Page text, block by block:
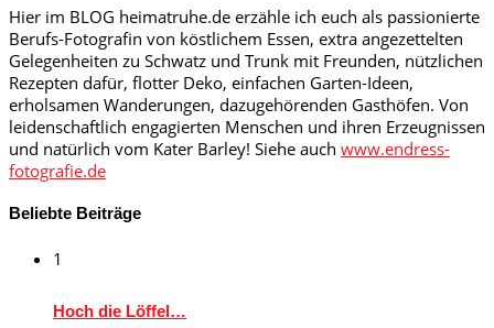
Hier im BLOG heimatruhe.de erzähle ich euch als passionierte
Berufs-Fotografin von köstlichem Essen, extra angezettelten
Gelegenheiten zu Schwatz und Trunk mit Freunden, nützlichen
Rezepten dafür, flotter Deko, einfachen Garten-Ideen,
erholsamen Wanderungen, dazugehörenden Gasthöfen. Von
leidenschaftlich engagierten Menschen und ihren Erzeugnissen
und natürlich vom Kater Barley! Siehe auch www.endress-
fotografie.de
Beliebte Beiträge
1
Hoch die Löffel…